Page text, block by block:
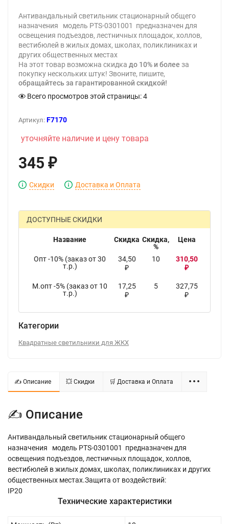
Антивандальный светильник стационарный общего
назначения модель PTS-0301001 предназначен для
освещения подъездов, лестничных площадок, холлов,
вестибюлей в жилых домах, школах, поликлиниках и
других общественных местах
На этот товар возможна скидка до 10% и более за
покупку нескольких штук! Звоните, пишите,
обращайтесь за гарантированной скидкой!
Всего просмотров этой страницы:4
Артикул: F7170
уточняйте наличие и цену товара
345 ₽
Скидки Доставка и Оплата
ДОСТУПНЫЕ СКИДКИ
Название Скидка Скидка,
%
Цена
Опт -10% (заказ от 30
т.р.)
34,50
₽
10 310,50
₽
М.опт -5% (заказ от 10
т.р.)
17,25
₽
5 327,75
₽
Категории
Квадратные светильники для ЖКХ
✍ Описание 💥 Скидки 🛒 Доставка и Оплата
✍ Описание
Антивандальный светильник стационарный общего
назначения модель PTS-0301001 предназначен для
освещения подъездов, лестничных площадок, холлов,
вестибюлей в жилых домах, школах, поликлиниках и других
общественных местах.Защита от воздействий:
IP20
Технические характеристики